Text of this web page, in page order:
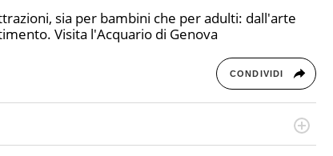
sia per bambini che per adulti: dall'arte
Visita l'Acquario di Genova
CONDIVIDI
dedicato a trend, curiosità, entertainment e “feel-